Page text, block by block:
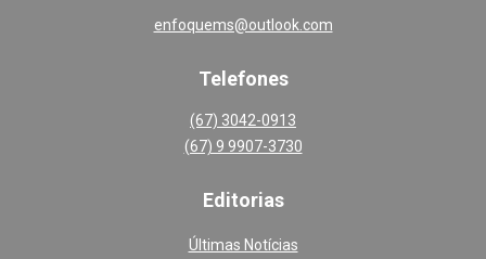
enfoquems@outlook.com
Telefones
(67) 3042-0913
(67) 9 9907-3730
Editorias
Últimas Notícias